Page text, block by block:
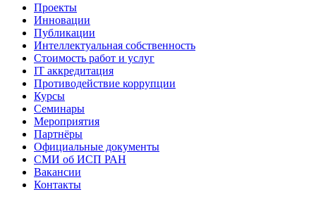
Проекты
Инновации
Публикации
Интеллектуальная собственность
Стоимость работ и услуг
IT аккредитация
Противодействие коррупции
Курсы
Семинары
Мероприятия
Партнёры
Официальные документы
СМИ об ИСП РАН
Вакансии
Контакты